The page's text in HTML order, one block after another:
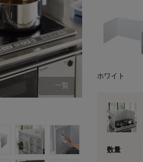
一覧
ホワイト
数量